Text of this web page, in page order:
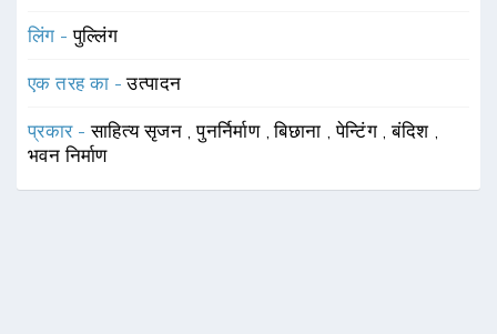
लिंग -पुल्लिंग
एक तरह का -उत्पादन
प्रकार -साहित्य सृजन ,पुनर्निर्माण ,बिछाना ,पेन्टिंग ,बंदिश ,
भवन निर्माण